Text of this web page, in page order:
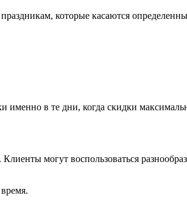
которые касаются
именно в те дни, когда скидки
могут воспользоваться